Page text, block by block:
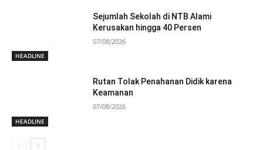
HEADLINE
Sejumlah Sekolah di NTB Alami
Kerusakan hingga 40 Persen
07/08/2026
HEADLINE
Rutan Tolak Penahanan Didik karena
Keamanan
07/08/2026